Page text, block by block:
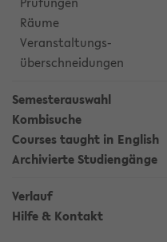
Räume
Veranstaltungs-
überschneidungen
Semesterauswahl
Kombisuche
Courses taught in English
Archivierte Studiengänge
Verlauf
Hilfe & Kontakt